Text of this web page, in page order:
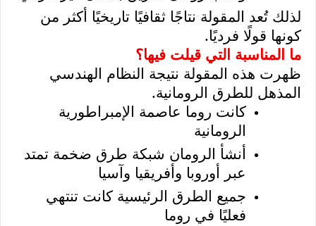
لذلك تُعد المقولة نتاجًا ثقافيًا تاريخيًا أكثر من
كونها قولًا فرديًا.
ما المناسبة التي قيلت فيها؟
ظهرت هذه المقولة نتيجة النظام الهندسي
المذهل للطرق الرومانية.
كانت روما عاصمة الإمبراطورية
الرومانية
أنشأ الرومان شبكة طرق ضخمة تمتد
عبر أوروبا وأفريقيا وآسيا
جميع الطرق الرئيسية كانت تنتهي
فعليًا في روما